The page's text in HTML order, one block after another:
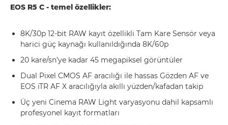
EOS R5 C - temel özellikler:
8K/30p 12-bit RAW kayıt özellikli Tam Kare Sensör veya
harici güç kaynağı kullanıldığında 8K/60p
20 kare/sn’ye kadar 45 megapiksel görüntüler
Dual Pixel CMOS AF aracılığı ile hassas Gözden AF ve
EOS iTR AF X aracılığıyla akıllı yüzden/kafadan takip
Üç yeni Cinema RAW Light varyasyonu dahil kapsamlı
profesyonel kayıt formatları